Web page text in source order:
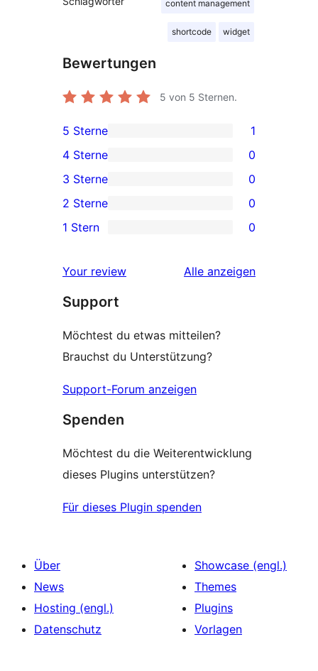
content management
shortcode widget
Bewertungen
5 von 5 Sternen.
1 5-
Sterne-
Rezension
5 Sterne 1
0 4-
Sterne-
Rezensionen
4 Sterne 0
0 3-
Sterne-
Rezensionen
3 Sterne 0
0 2-
Sterne-
2 Sterne 0
0 1-
Rezensionen
1 Stern 0
Your review Alle Rezensionen
anzeigen
Support
Möchtest du etwas mitteilen?
Brauchst du Unterstützung?
Support-Forum anzeigen
Spenden
Möchtest du die Weiterentwicklung
dieses Plugins unterstützen?
Für dieses Plugin spenden
Über
News
Hosting (engl.)
Datenschutz
Showcase (engl.)
Themes
Plugins
Vorlagen